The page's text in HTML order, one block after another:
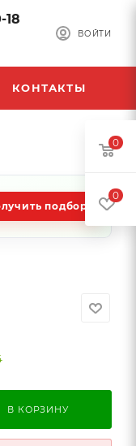
ВОЙТИ
18
КОНТАКТЫ
подбор
В КОРЗИНУ
0
0